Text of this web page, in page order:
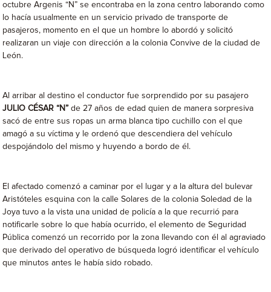
octubre Argenis “N” se encontraba en la zona centro laborando como
lo hacía usualmente en un servicio privado de transporte de
pasajeros, momento en el que un hombre lo abordó y solicitó
realizaran un viaje con dirección a la colonia Convive de la ciudad de
León.
Al arribar al destino el conductor fue sorprendido por su pasajero
JULIO CÉSAR “N” de 27 años de edad quien de manera sorpresiva
sacó de entre sus ropas un arma blanca tipo cuchillo con el que
amagó a su víctima y le ordenó que descendiera del vehículo
despojándolo del mismo y huyendo a bordo de él.
El afectado comenzó a caminar por el lugar y a la altura del bulevar
Aristóteles esquina con la calle Solares de la colonia Soledad de la
Joya tuvo a la vista una unidad de policía a la que recurrió para
notificarle sobre lo que había ocurrido, el elemento de Seguridad
Pública comenzó un recorrido por la zona llevando con él al agraviado
que derivado del operativo de búsqueda logró identificar el vehículo
que minutos antes le había sido robado.